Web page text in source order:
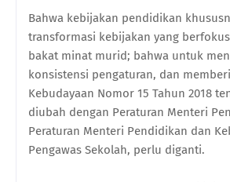
Bahwa kebijakan pendidikan
transformasi kebijakan yang
bakat minat murid; bahwa untuk
konsistensi pengaturan, dan
Kebudayaan Nomor 15 Tahun 2018
diubah dengan Peraturan Menteri
Peraturan Menteri Pendidikan dan
Pengawas Sekolah, perlu diganti.